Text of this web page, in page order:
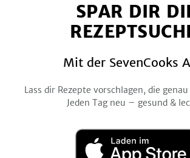
FacebookTwitterPinterest
SPAR DIR
Mit der SevenCooks
Lass dir Rezepte vorschlagen, die
Jeden Tag neu – gesund &
Laden
im